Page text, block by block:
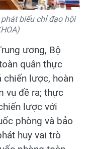
biểu chỉ đạo hội
ương, Bộ
quân thực
chiến lược, hoàn
vụ đề ra; thực
lược với
phòng và bảo
huy vai trò